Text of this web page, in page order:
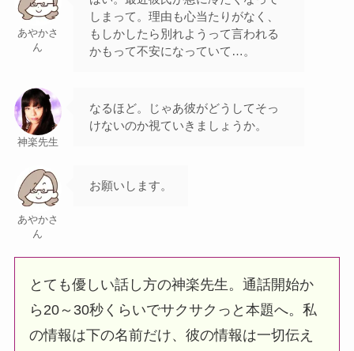
あやかさ
ん
しまって。理由も心当たりがなく、
もしかしたら別れようって言われる
かもって不安になっていて…。
神楽先生
なるほど。じゃあ彼がどうしてそっ
けないのか視ていきましょうか。
あやかさ
ん
お願いします。
とても優しい話し方の神楽先生。通話開始か
ら20～30秒くらいでサクサクっと本題へ。私
の情報は下の名前だけ、彼の情報は一切伝え